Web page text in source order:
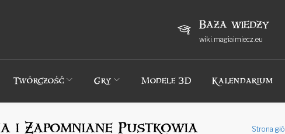
Baza wiedzy
wiki.magiaimiecz.eu
Twórczość Gry Modele 3D Kalendarium
i Zapomniane Pustkowia Strona